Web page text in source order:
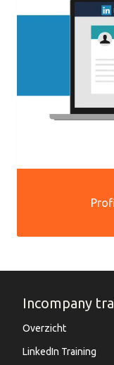
Incompany
Overzicht
LinkedIn Training